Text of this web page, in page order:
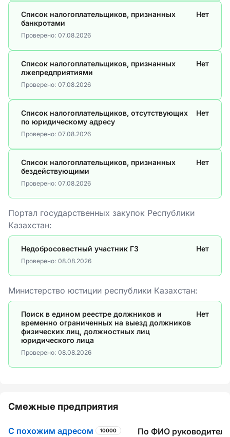
Список налогоплательщиков, признанных
банкротами
Нет
Проверено: 07.08.2026
Список налогоплательщиков, признанных
лжепредприятиями
Нет
Проверено: 07.08.2026
Список налогоплательщиков, отсутствующих
по юридическому адресу
Нет
Проверено: 07.08.2026
Список налогоплательщиков, признанных
бездействующими
Нет
Проверено: 07.08.2026
Портал государственных закупок Республики
Казахстан:
Недобросовестный участник ГЗ Нет
Проверено: 08.08.2026
Министерство юстиции республики Казахстан:
Поиск в едином реестре должников и
временно ограниченных на выезд должников
физических лиц, должностных лиц
юридического лица
Нет
Проверено: 08.08.2026
Смежные предприятия
С похожим адресом 10000 По ФИО руководителя